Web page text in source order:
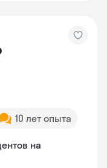
10 лет опыта
на